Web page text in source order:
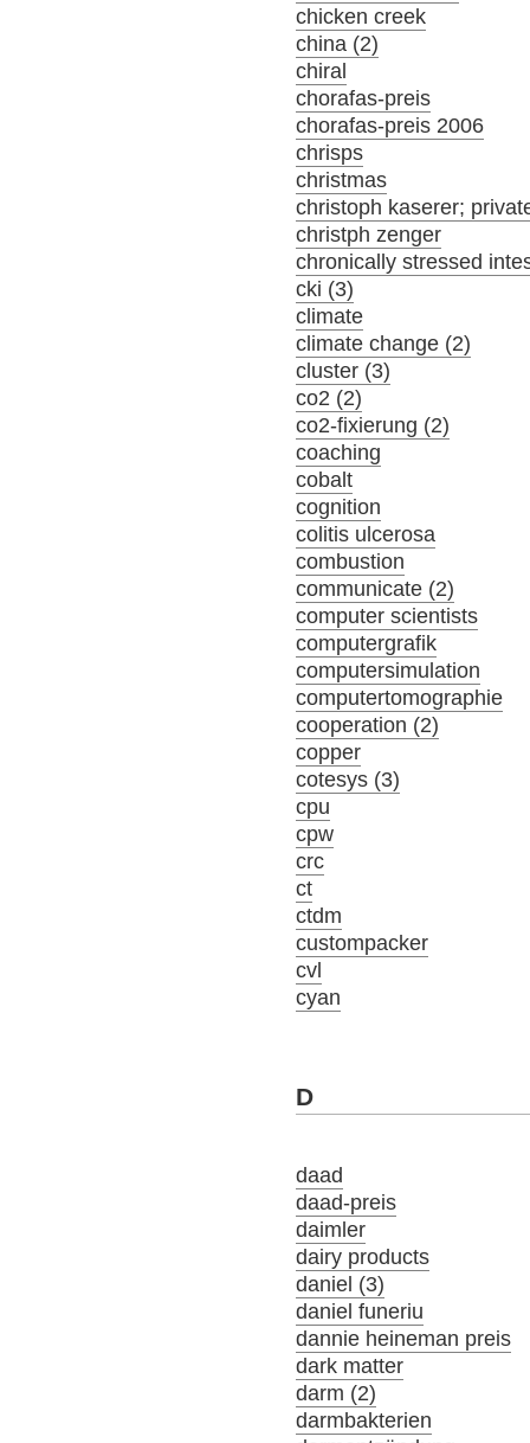
chicken creek
china (2)
chiral
chorafas-preis
chorafas-preis 2006
chrisps
christmas
christoph kaserer;
christph zenger
chronically stressed
cki (3)
climate
climate change (2)
cluster (3)
co2 (2)
co2-fixierung (2)
coaching
cobalt
cognition
colitis ulcerosa
combustion
communicate (2)
computer scientists
computergrafik
computersimulation
computertomographie
cooperation (2)
copper
cotesys (3)
cpu
cpw
crc
ct
ctdm
custompacker
cvl
cyan
D
daad
daad-preis
daimler
dairy products
daniel (3)
daniel funeriu
dannie heineman preis
dark matter
darm (2)
darmbakterien